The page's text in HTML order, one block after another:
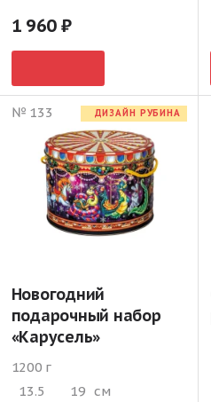
1 960
№ 133 ДИЗАЙН РУБИНА
Новогодний
подарочный набор
«Карусель»
1200 г
13.5
19 см